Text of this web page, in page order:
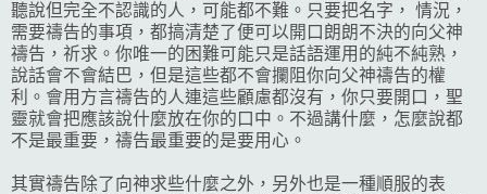
聽說但完全不認識的人，可能都不難。只要把名字， 情況，
需要禱告的事項，都搞清楚了便可以開口朗朗不決的向父神
禱告，祈求。你唯一的困難可能只是話語運用的純不純熟，
說話會不會結巴，但是這些都不會攔阻你向父神禱告的權
利。會用方言禱告的人連這些顧慮都沒有，你只要開口，聖
靈就會把應該說什麼放在你的口中。不過講什麼，怎麼說都
不是最重要，禱告最重要的是要用心。
其實禱告除了向神求些什麼之外，另外也是一種順服的表